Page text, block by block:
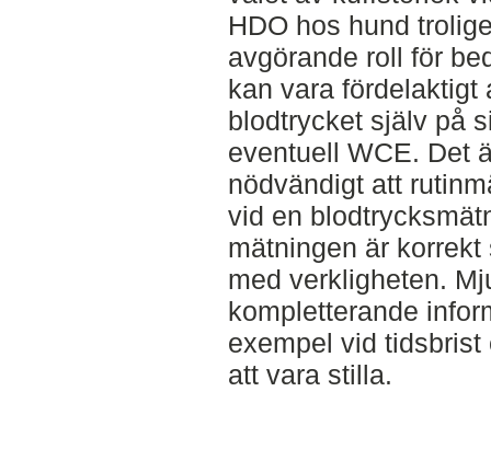
HDO hos hund
avgörande roll för
kan vara fördelaktigt
blodtrycket själv på
eventuell WCE. Det
nödvändigt att
vid en
mätningen är
med verkligheten.
kompletterande
exempel vid
att vara stilla.